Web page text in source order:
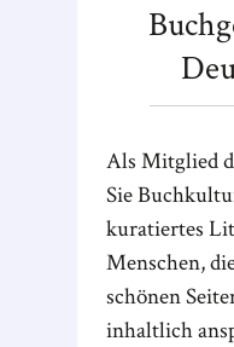
Als Mitglied
Sie
kuratiertes
Menschen,
schönen
inhaltlich